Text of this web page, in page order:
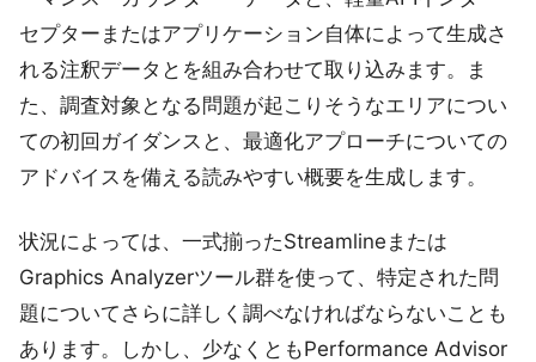
セプターまたはアプリケーション自体によって生成さ
れる注釈データとを組み合わせて取り込みます。ま
た、調査対象となる問題が起こりそうなエリアについ
ての初回ガイダンスと、最適化アプローチについての
アドバイスを備える読みやすい概要を生成します。
状況によっては、一式揃ったStreamlineまたは
Graphics Analyzerツール群を使って、特定された問
題についてさらに詳しく調べなければならないことも
あります。しかし、少なくともPerformance Advisor